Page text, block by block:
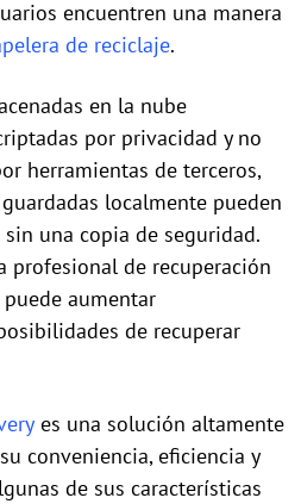
encuentren una manera
de reciclaje.
en la nube
por privacidad y no
herramientas de terceros,
localmente pueden
una copia de seguridad.
profesional de recuperación
aumentar
de recuperar
es una solución altamente
conveniencia, eficiencia y
de sus características